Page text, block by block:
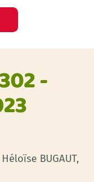
-
BUGAUT,